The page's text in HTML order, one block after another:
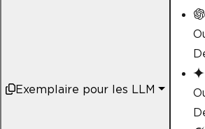
Exemplaire pour les LLM